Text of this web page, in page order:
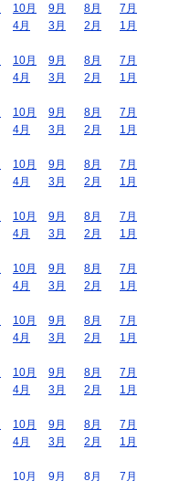
10月 9月 8月
7月
4月 3月 2月
1月
10月 9月 8月
7月
4月 3月 2月
1月
10月 9月 8月
7月
4月 3月 2月
1月
10月 9月 8月
7月
4月 3月 2月
1月
10月 9月 8月
7月
4月 3月 2月
1月
10月 9月 8月
7月
4月 3月 2月
1月
10月 9月 8月
7月
4月 3月 2月
1月
10月 9月 8月
7月
4月 3月 2月
1月
10月 9月 8月
7月
4月 3月 2月
1月
10月 9月 8月 7月